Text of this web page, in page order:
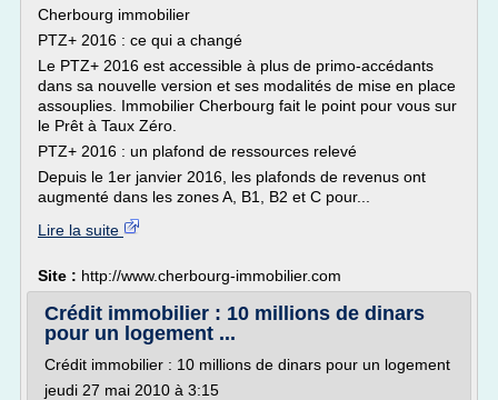
Cherbourg immobilier
PTZ+ 2016 : ce qui a changé
Le PTZ+ 2016 est accessible à plus de primo-accédants
dans sa nouvelle version et ses modalités de mise en place
assouplies. Immobilier Cherbourg fait le point pour vous sur
le Prêt à Taux Zéro.
PTZ+ 2016 : un plafond de ressources relevé
Depuis le 1er janvier 2016, les plafonds de revenus ont
augmenté dans les zones A, B1, B2 et C pour...
Lire la suite
Site : http://www.cherbourg-immobilier.com
Crédit immobilier : 10 millions de dinars
pour un logement ...
Crédit immobilier : 10 millions de dinars pour un logement
jeudi 27 mai 2010 à 3:15